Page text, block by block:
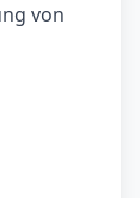
von